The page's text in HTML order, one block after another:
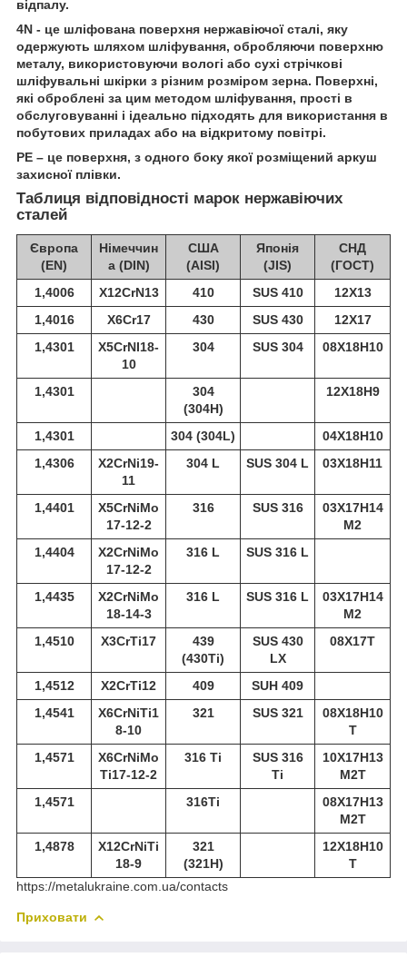
відпалу.
4N - це шліфована поверхня нержавіючої сталі, яку
одержують шляхом шліфування, обробляючи поверхню
металу, використовуючи вологі або сухі стрічкові
шліфувальні шкірки з різним розміром зерна. Поверхні,
які оброблені за цим методом шліфування, прості в
обслуговуванні і ідеально підходять для використання в
побутових приладах або на відкритому повітрі.
РЕ – це поверхня, з одного боку якої розміщений аркуш
захисної плівки.
Таблиця відповідності марок нержавіючих
сталей
Європа
(EN)
Німеччин
а (DIN)
США
(AISI)
Японія
(JIS)
СНД
(ГОСТ)
1,4006
X12CrN13 410 SUS 410
12Х13
1,4016
X6Cr17 430 SUS 430
12Х17
1,4301
X5CrNI18-
10
304 SUS 304 08Х18Н10
1,4301
304
(304H)
12Х18Н9
1,4301 304 (304L)
04Х18Н10
1,4306
X2CrNi19-
11
304 L SUS 304 L 03Х18Н11
1,4401
X5CrNiMo
17-12-2
316 SUS 316
03Х17Н14
М2
1,4404
X2CrNiMo
17-12-2
316 L SUS 316 L
1,4435
X2CrNiMo
18-14-3
316 L SUS 316 L
03Х17Н14
М2
1,4510
X3CrTi17
439
(430Ti)
SUS 430
LX
08Х17Т
1,4512 X2CrTi12 409
SUH 409
1,4541
X6CrNiTi1
8-10
321 SUS 321
08Х18Н10
Т
1,4571
X6CrNiMo
Ti17-12-2
316 Ti
SUS 316
Ti
10Х17Н13
М2Т
1,4571
316Ti
08Х17Н13
М2Т
1,4878
X12CrNiTi
18-9
321
(321Н)
12Х18Н10
Т
https://metalukraine.com.ua/contacts
Приховати